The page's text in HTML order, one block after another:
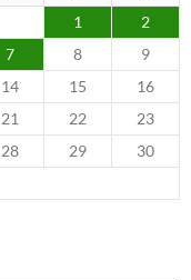
1
2
7 8
9
14 15
16
21 22
23
28 29
30